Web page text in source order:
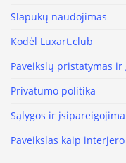
Slapukų naudojimas
Kodėl Luxart.club
Paveikslų pristatymas ir
Privatumo politika
Sąlygos ir
Paveikslas kaip